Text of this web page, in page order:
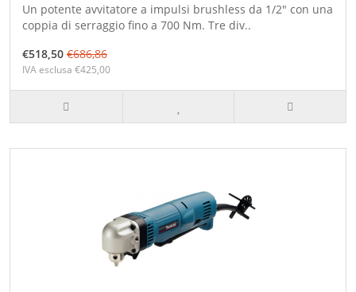
Un potente avvitatore a impulsi brushless da 1/2" con una
coppia di serraggio fino a 700 Nm. Tre div..
€518,50 €686,86
IVA esclusa €425,00